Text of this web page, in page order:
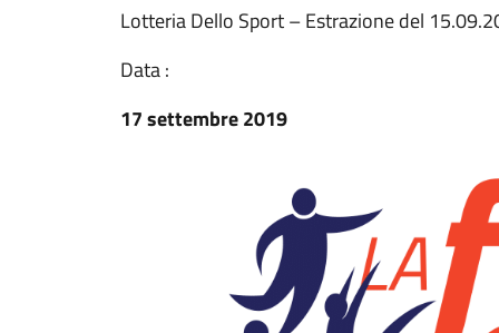
Lotteria Dello Sport – Estrazione del
Data :
17 settembre 2019